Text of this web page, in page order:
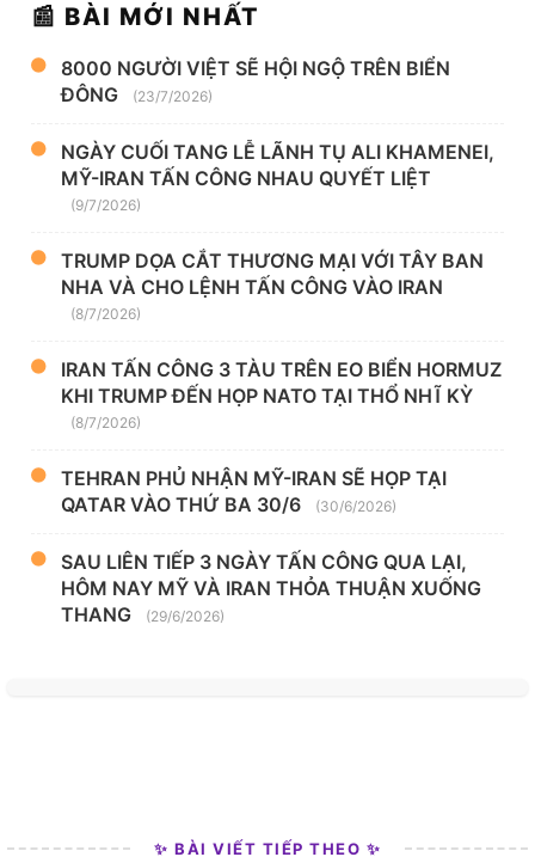
📰 BÀI MỚI NHẤT
8000 NGƯỜI VIỆT SẼ HỘI NGỘ TRÊN BIỂN
ĐÔNG
(23/7/2026)
NGÀY CUỐI TANG LỄ LÃNH TỤ ALI KHAMENEI,
MỸ-IRAN TẤN CÔNG NHAU QUYẾT LIỆT
(9/7/2026)
TRUMP DỌA CẮT THƯƠNG MẠI VỚI TÂY BAN
NHA VÀ CHO LỆNH TẤN CÔNG VÀO IRAN
(8/7/2026)
IRAN TẤN CÔNG 3 TÀU TRÊN EO BIỂN HORMUZ
KHI TRUMP ĐẾN HỌP NATO TẠI THỔ NHĨ KỲ
(8/7/2026)
TEHRAN PHỦ NHẬN MỸ-IRAN SẼ HỌP TẠI
QATAR VÀO THỨ BA 30/6
(30/6/2026)
SAU LIÊN TIẾP 3 NGÀY TẤN CÔNG QUA LẠI,
HÔM NAY MỸ VÀ IRAN THỎA THUẬN XUỐNG
THANG
(29/6/2026)
✨ BÀI VIẾT TIẾP THEO ✨